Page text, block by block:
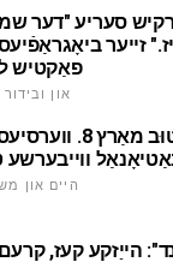
סעריע "דער
זייער
פאַקטיש
Arts און ובידור
דער אָנהייב פון די יום טוּב מאַרץ
היים און
הייַזקע קעז, קרעם